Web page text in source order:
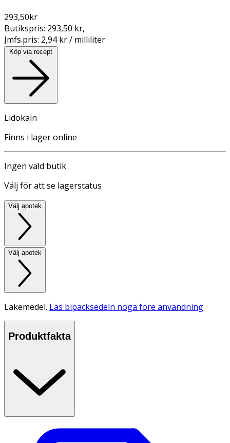
293,50kr
Butikspris: 293,50 kr,
Jmfs.pris: 2,94 kr / milliliter
Köp via recept
Lidokain
Finns i lager online
Ingen vald butik
Välj för att se lagerstatus
Välj apotek
Välj apotek
Läkemedel. Läs bipacksedeln noga före användning
Produktfakta